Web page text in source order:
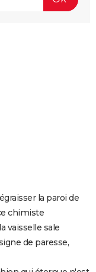
la paroi de
chimiste
vaisselle sale
de paresse,